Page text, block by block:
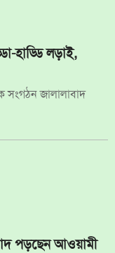
হাড্ডি লড়াই,
সংগঠন জালালাবাদ
পড়ছেন আওয়ামী